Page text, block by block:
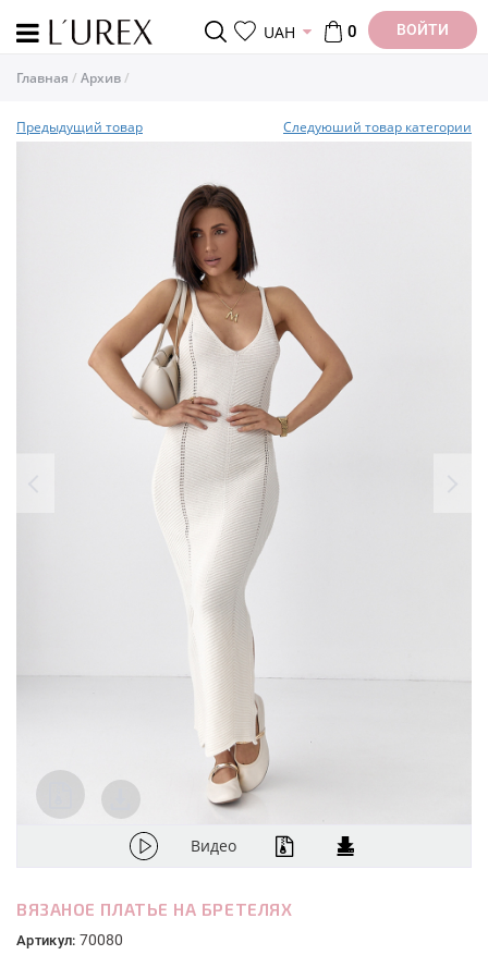
UAH 0 ВОЙТИ
Главная Архив
Предыдущий товар Следуюший товар категории
Видео
ВЯЗАНОЕ ПЛАТЬЕ НА БРЕТЕЛЯХ
Артикул: 70080